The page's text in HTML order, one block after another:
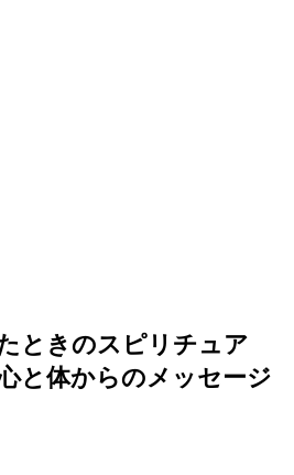
ときのスピリチュア
と体からのメッセージ